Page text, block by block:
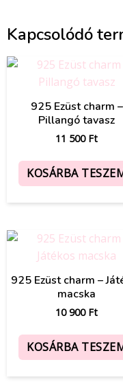
Kapcsolódó
925 Ezüst charm –
Pillangó tavasz
11 500 Ft
KOSÁRBA
925 Ezüst charm –
macska
10 900 Ft
KOSÁRBA